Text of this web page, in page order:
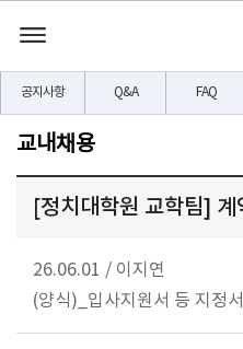
공지사항 Q&A FAQ
교내채용
[정치대학원 교학팀]
26.06.01 / 이지연
(양식)_입사지원서 등 지정